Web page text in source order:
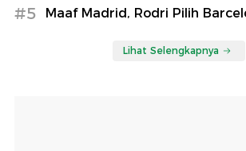
#5 Maaf Madrid, Rodri Pilih
Lihat Selengkapnya